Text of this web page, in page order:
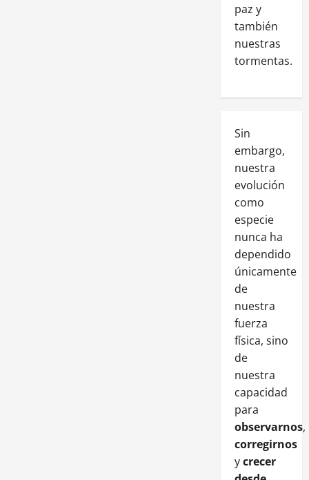
paz y
también
nuestras
tormentas.
Sin
embargo,
nuestra
evolución
como
especie
nunca ha
dependido
únicamente
de
nuestra
fuerza
física, sino
de
nuestra
capacidad
para
observarnos,
corregirnos
ycrecer